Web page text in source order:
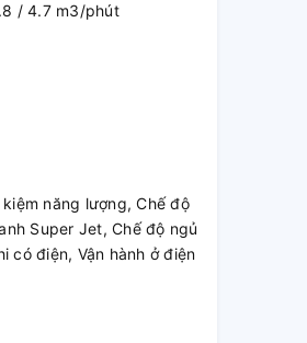
/ 4.7 m3/phút
năng lượng, Chế độ
Super Jet, Chế độ ngủ
có điện, Vận hành ở điện